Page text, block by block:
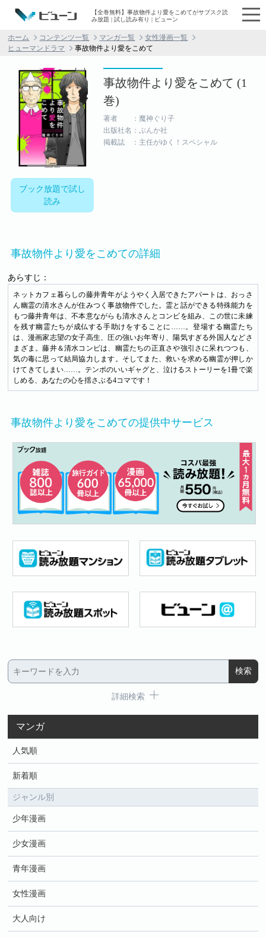
【全巻無料】事故物件より愛をこめてがサブスク読
み放題 | 試し読み有り | ビューン
ホーム コンテンツ一覧 マンガ一覧
女性漫画一覧
ヒューマンドラマ
事故物件より愛をこめて
ブック放題で試し
読み
事故物件より愛をこめて (1
巻)
著者 ：魔神ぐり子
出版社名：ぶんか社
掲載誌 ：主任がゆく！スペシャル
事故物件より愛をこめての詳細
あらすじ：
ネットカフェ暮らしの藤井青年がようやく入居できたアパートは、おっさ
ん幽霊の清水さんが住みつく事故物件でした。霊と話ができる特殊能力を
もつ藤井青年は、不本意ながらも清水さんとコンビを組み、この世に未練
を残す幽霊たちが成仏する手助けをすることに……。登場する幽霊たち
は、漫画家志望の女子高生、圧の強いお年寄り、陽気すぎる外国人などさ
まざま。藤井＆清水コンビは、幽霊たちの正直さや強引さに呆れつつも、
気の毒に思って結局協力します。そしてまた、救いを求める幽霊が押しか
けてきてしまい……。テンポのいいギャグと、泣けるストーリーを1冊で楽
しめる、あなたの心を揺さぶる4コマです！
事故物件より愛をこめての提供中サービス
詳細検索
マンガ
人気順
新着順
ジャンル別
少年漫画
少女漫画
青年漫画
女性漫画
大人向け